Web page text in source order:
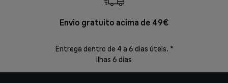
Envio gratuito acima de 49€
Entrega dentro de 4 a 6 dias úteis. *
ilhas 6 dias